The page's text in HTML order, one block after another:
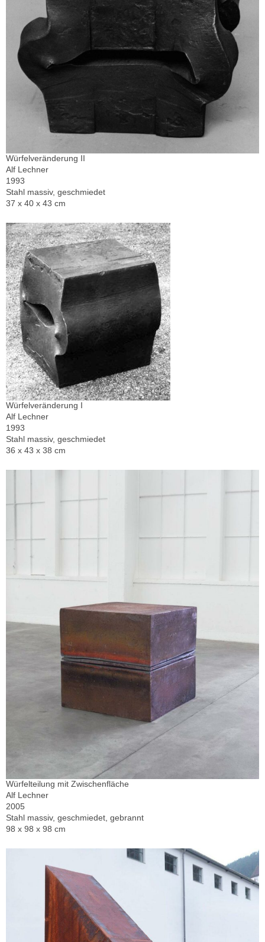
Würfelveränderung II
Alf Lechner
1993
Stahl massiv, geschmiedet
37 x 40 x 43 cm
Würfelveränderung I
Alf Lechner
1993
Stahl massiv, geschmiedet
36 x 43 x 38 cm
Würfelteilung mit Zwischenfläche
Alf Lechner
2005
Stahl massiv, geschmiedet, gebrannt
98 x 98 x 98 cm